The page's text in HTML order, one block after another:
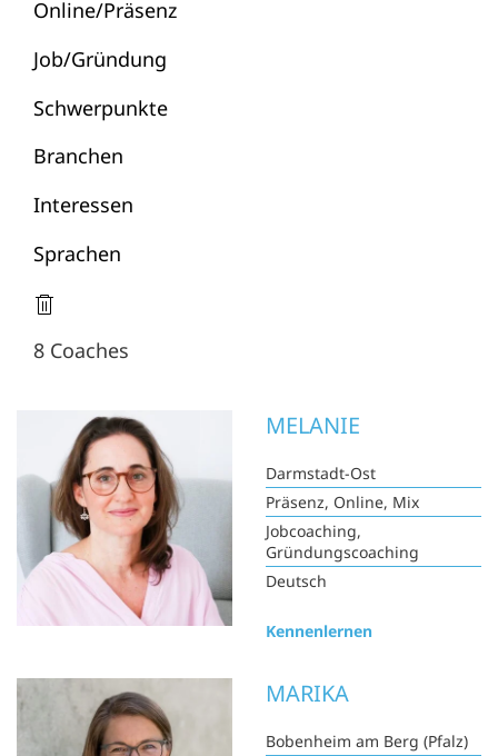
Online/Präsenz
Job/Gründung
Schwerpunkte
Branchen
Interessen
Sprachen
8 Coaches
MELANIE
Darmstadt-Ost
Präsenz, Online, Mix
Jobcoaching,
Gründungscoaching
Deutsch
Kennenlernen
MARIKA
Bobenheim am Berg (Pfalz)